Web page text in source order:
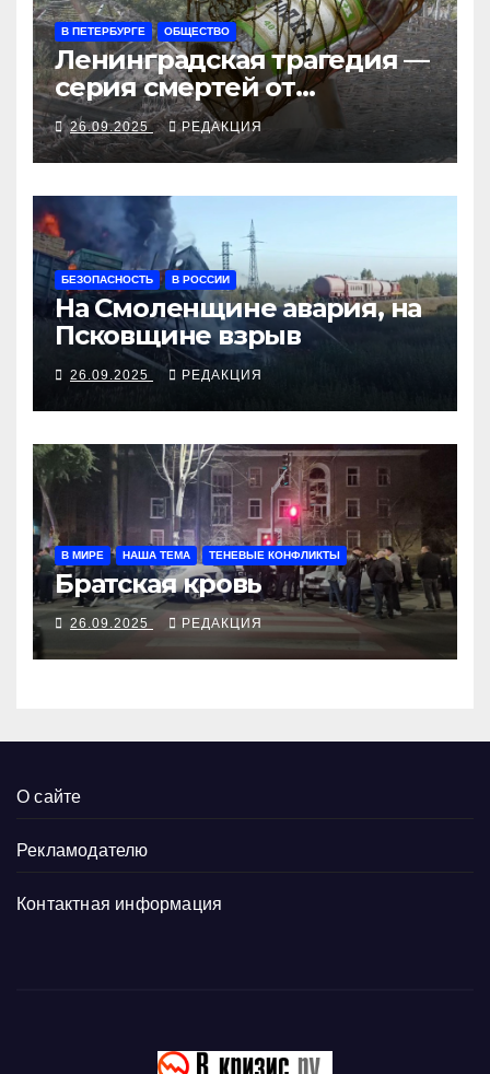
В ПЕТЕРБУРГЕ ОБЩЕСТВО
Ленинградская трагедия —
серия смертей от
алкосуррогата
26.09.2025 РЕДАКЦИЯ
БЕЗОПАСНОСТЬ В РОССИИ
На Смоленщине авария, на
Псковщине взрыв
26.09.2025 РЕДАКЦИЯ
В МИРЕ НАША ТЕМА ТЕНЕВЫЕ КОНФЛИКТЫ
Братская кровь
26.09.2025 РЕДАКЦИЯ
О сайте
Рекламодателю
Контактная информация